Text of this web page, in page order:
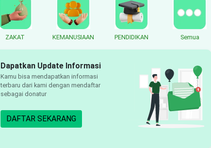
ZAKAT KEMANUSIAAN PENDIDIKAN Semua
Dapatkan Update Informasi
Kamu bisa mendapatkan informasi
terbaru dari kami dengan mendaftar
sebagai donatur
DAFTAR SEKARANG